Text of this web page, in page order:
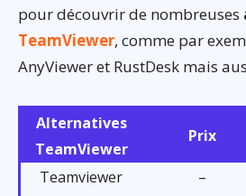
pour découvrir de nombreuses
TeamViewer, comme par
AnyViewer et RustDesk mais
Alternatives
TeamViewer
Prix
Teamviewer –